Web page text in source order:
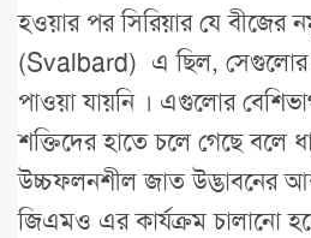
হওয়ার পর সিরিয়ার যে বীজের
(Svalbard) এ ছিল, সেগুলোর
পাওয়া যায়নি । এগুলোর
শক্তিদের হাতে চলে গেছে বলে
উচ্চফলনশীল জাত উদ্ভাবনের
জিএমও এর কার্যক্রম চালানো